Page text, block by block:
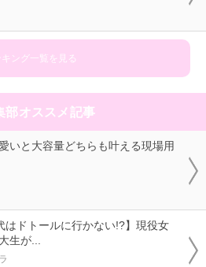
キング一覧を見る
部オススメ記事
いと大容量どちらも叶える現場用
はドトールに行かない!?】現役女
生が...